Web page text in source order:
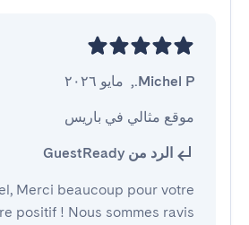
Michel P.
, مايو ٢٠٢٦
موقع مثالي في باريس
الرد من GuestReady
Merci beaucoup pour votre
positif ! Nous sommes ravis